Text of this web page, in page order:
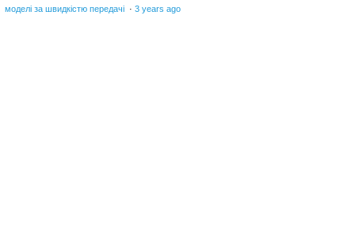
моделі за швидкістю передачі · 3 years ago